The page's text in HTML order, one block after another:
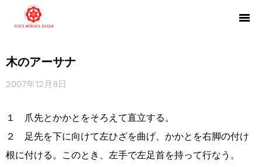
木のアーサナ
2007年12月8日
１ 爪先とかかとをそろえて直立する。
２ 足先を下に向けて左ひざを曲げ、かかとを右脚の付け
根に付ける。このとき、左手で左足首を持って行なう。